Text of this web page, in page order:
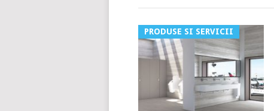
PRODUSE SI SERVICII